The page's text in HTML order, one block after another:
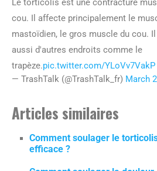
Le torticolis est une contracture
cou. Il affecte principalement le
mastoïdien, le gros muscle du cou.
aussi d'autres endroits comme le
trapèze.pic.twitter.com/YLoVv7VakP
— TrashTalk (@TrashTalk_fr) March
Articles similaires
Comment soulager le
efficace ?